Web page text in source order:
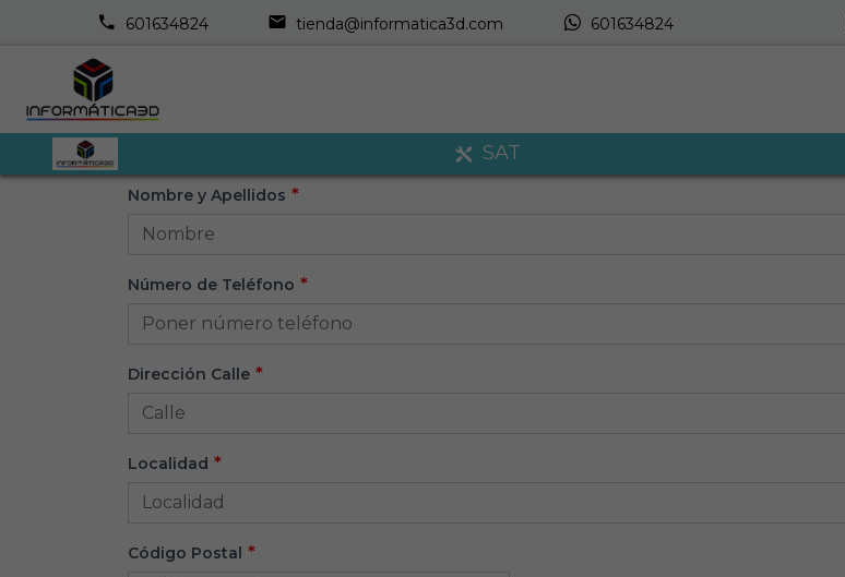
601634824 tienda@informatica3d.com 601634824
SAT
Nombre y Apellidos
Número de Teléfono
Dirección Calle
Localidad
Código Postal